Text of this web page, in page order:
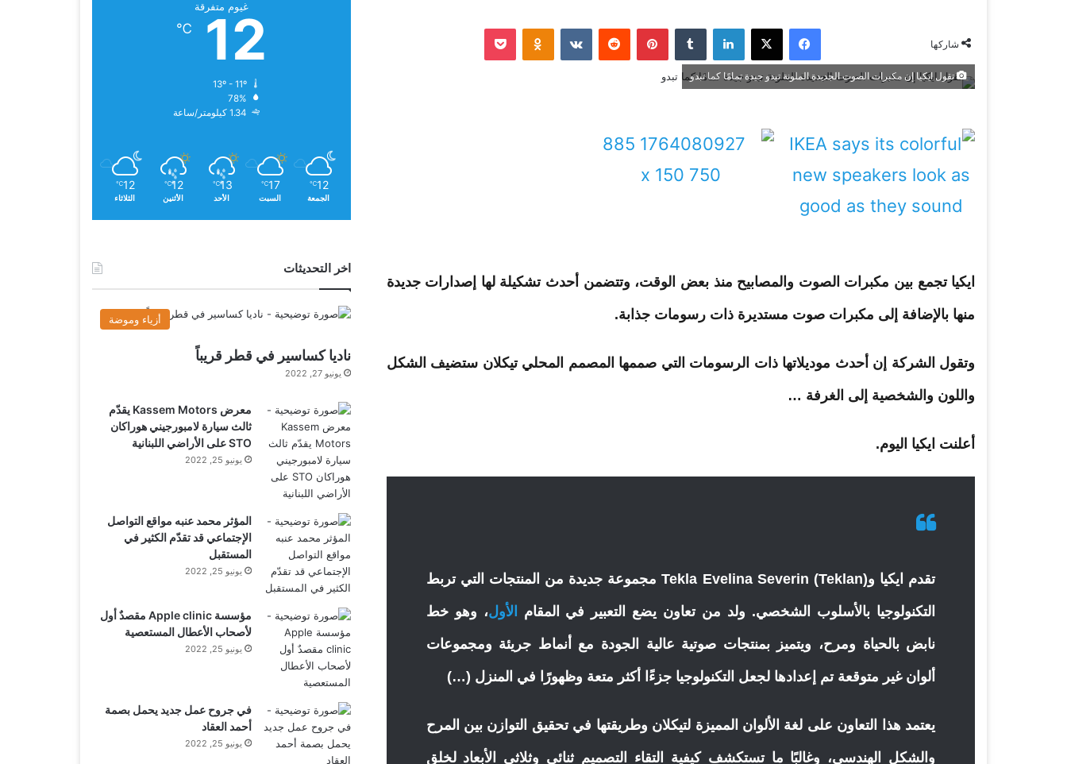
شاركها
فيسبوك ‫X لينكدإن بينتيريست ‏VKontakte
تقول ايكيا إن مكبرات الصوت الجديدة الملونة تبدو جيدة تمامًا كما تبدو
ايكيا تجمع بين مكبرات الصوت والمصابيح منذ بعض الوقت، وتتضمن أحدث تشكيلة لها إصدارات جديدة
منها بالإضافة إلى مكبرات صوت مستديرة ذات رسومات جذابة.
وتقول الشركة إن أحدث موديلاتها ذات الرسومات التي صممها المصمم المحلي تيكلان ستضيف الشكل
واللون والشخصية إلى الغرفة …
أعلنت ايكيا اليوم.
تقدم ايكيا وTekla Evelina Severin (Teklan) مجموعة جديدة من المنتجات التي تربط
التكنولوجيا بالأسلوب الشخصي. ولد من تعاون يضع التعبير في المقام الأول، وهو خط
نابض بالحياة ومرح، ويتميز بمنتجات صوتية عالية الجودة مع أنماط جريئة ومجموعات
ألوان غير متوقعة تم إعدادها لجعل التكنولوجيا جزءًا أكثر متعة وظهورًا في المنزل (…)
يعتمد هذا التعاون على لغة الألوان المميزة لتيكلان وطريقتها في تحقيق التوازن بين المرح
والشكل الهندسي، وغالبًا ما تستكشف كيفية التقاء التصميم ثنائي وثلاثي الأبعاد لخلق
غيوم متفرقة
12
℃
78%
1.34 كيلومتر/ساعة
12
℃
الجمعة
17
℃
السبت
13
℃
الأحد
12
℃
الأثنين
12
℃
الثلاثاء
اخر التحديثات
أزياء وموضة
ناديا كساسير في قطر قريباً
يونيو 27, 2022
معرض Kassem Motors يقدّم
ثالث سيارة لامبورجيني هوراكان
STO على الأراضي اللبنانية
يونيو 25, 2022
المؤثر محمد عنبه مواقع التواصل
الإجتماعي قد تقدّم الكثير في
المستقبل
يونيو 25, 2022
مؤسسة Apple clinic مقصدٌ أول
لأصحاب الأعطال المستعصية
يونيو 25, 2022
في جروح عمل جديد يحمل بصمة
أحمد العقاد
يونيو 25, 2022